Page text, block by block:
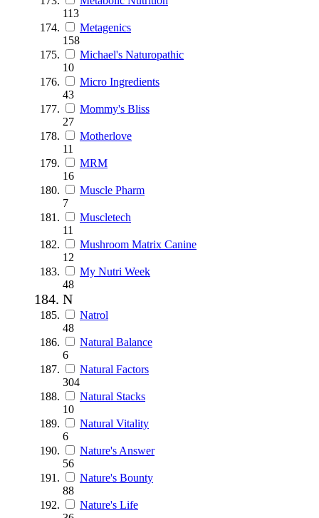
113
Metagenics
158
Michael's Naturopathic
10
Micro Ingredients
43
Mommy's Bliss
27
Motherlove
11
MRM
16
Muscle Pharm
7
Muscletech
11
Mushroom Matrix Canine
12
My Nutri Week
48
N
Natrol
48
Natural Balance
6
Natural Factors
304
Natural Stacks
10
Natural Vitality
6
Nature's Answer
56
Nature's Bounty
88
Nature's Life